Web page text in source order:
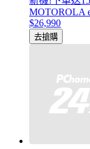
MOTOROLA
$26,990
去搶購